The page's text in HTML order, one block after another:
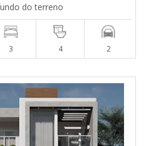
do terreno
3 4 2